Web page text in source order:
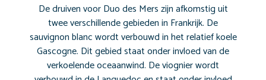
De druiven voor Duo des Mers zijn afkomstig uit
twee verschillende gebieden in Frankrijk. De
sauvignon blanc wordt verbouwd in het relatief koele
Gascogne. Dit gebied staat onder invloed van de
verkoelende oceaanwind. De viognier wordt